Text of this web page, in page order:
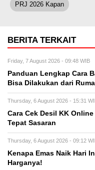
PRJ 2026 Kapan
BERITA TERKAIT
Friday, 7 August 2026 - 09:48 WIB
Panduan Lengkap Cara
Bisa Dilakukan dari
Thursday, 6 August 2026 - 15:31
Cara Cek Desil KK
Tepat Sasaran
Thursday, 6 August 2026 - 09:12
Kenapa Emas Naik Hari
Harganya!